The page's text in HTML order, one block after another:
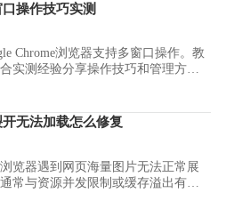
操作技巧实测
Chrome浏览器支持多窗口操作。教
实测经验分享操作技巧和管理方
无法加载怎么修复
览器遇到网页海量图片无法正常展
常与资源并发限制或缓存溢出有